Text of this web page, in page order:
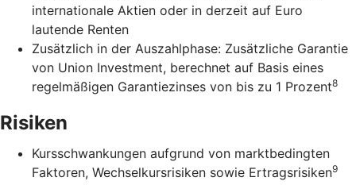
internationale Aktien oder in derzeit auf Euro
lautende Renten
Zusätzlich in der Auszahlphase: Zusätzliche Garantie
von Union Investment, berechnet auf Basis eines
regelmäßigen Garantiezinses von bis zu 1 Prozent8
Risiken
Kursschwankungen aufgrund von marktbedingten
Faktoren, Wechselkursrisiken sowie Ertragsrisiken9